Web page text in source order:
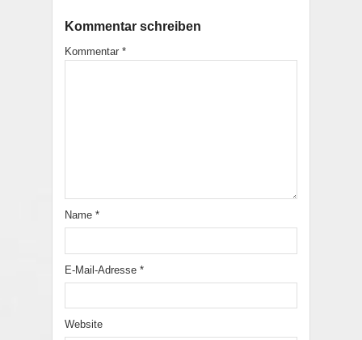
Kommentar schreiben
Kommentar *
Name *
E-Mail-Adresse *
Website